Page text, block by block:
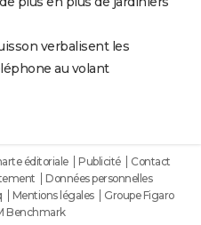
verbalisent les
au volant
éditoriale Publicité
Contact
Données personnelles
Mentions légales
Groupe Figaro
Benchmark